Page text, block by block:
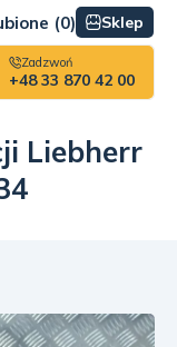
(0) Sklep
Zadzwoń
+48 33 870 42 00
Liebherr